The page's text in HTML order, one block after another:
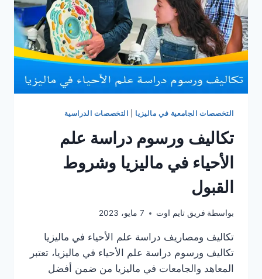
التخصصات الجامعية في ماليزيا التخصصات الدراسية
تكاليف ورسوم دراسة علم
الأحياء في ماليزيا وشروط
القبول
بواسطة فريق تايم اوت 7 مايو، 2023
تكاليف ومصاريف دراسة علم الأحياء في ماليزيا
تكاليف ورسوم دراسة علم الأحياء في ماليزيا، تعتبر
المعاهد والجامعات في ماليزيا من ضمن أفضل